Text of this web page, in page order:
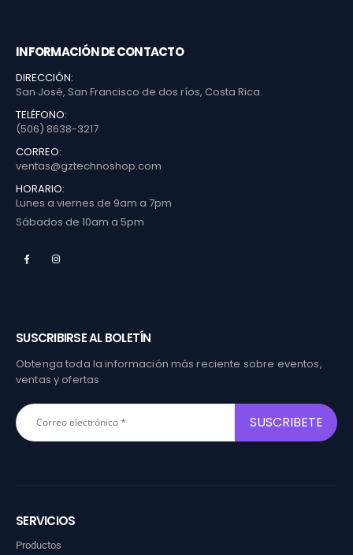
INFORMACIÓN DE CONTACTO
DIRECCIÓN:
San José, San Francisco de dos ríos, Costa Rica.
TELÉFONO:
(506) 8638-3217
CORREO:
ventas@gztechnoshop.com
HORARIO:
Lunes a viernes de 9am a 7pm
Sábados de 10am a 5pm
SUSCRIBIRSE AL BOLETÍN
Obtenga toda la información más reciente sobre eventos,
ventas y ofertas
SERVICIOS
Productos